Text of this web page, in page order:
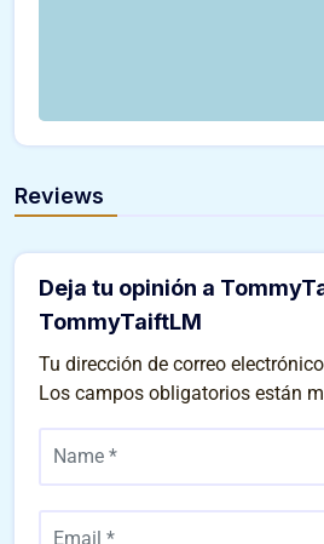
Reviews
Deja tu opinión a
TommyTaiftLM
Tu dirección de correo
Los campos obligatorios están